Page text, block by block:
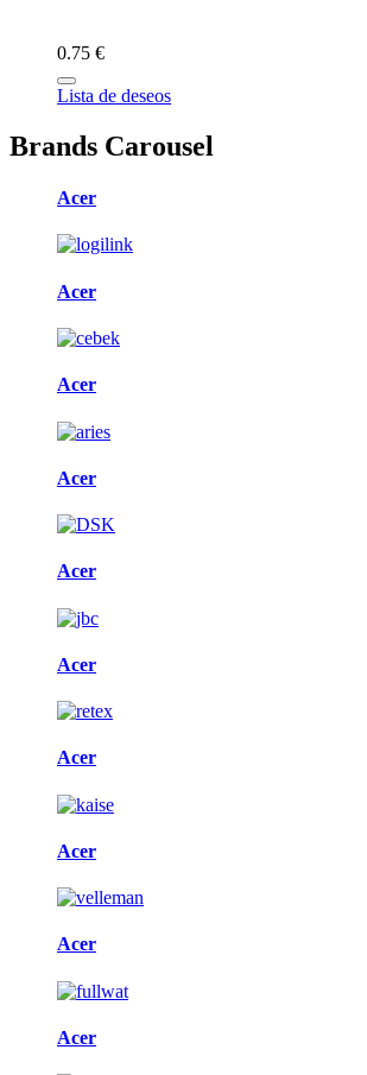
0.75 €
Lista de deseos
Brands Carousel
Acer
Acer
Acer
Acer
Acer
Acer
Acer
Acer
Acer
Acer